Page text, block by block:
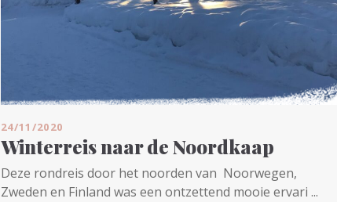
24/11/2020
Winterreis naar de Noordkaap
Deze rondreis door het noorden van Noorwegen,
Zweden en Finland was een ontzettend mooie ervari ...